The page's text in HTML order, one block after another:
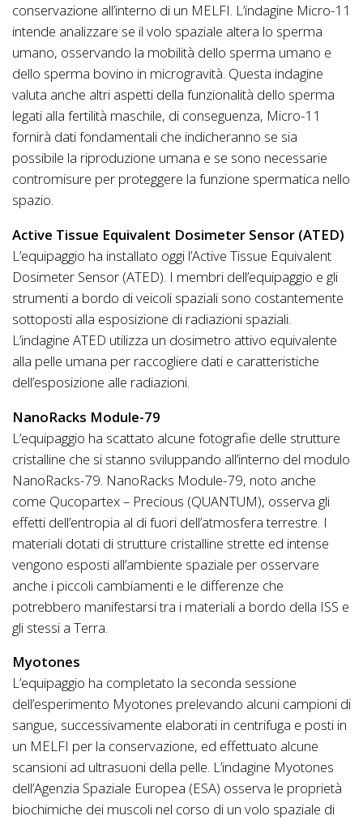
conservazione all’interno di un MELFI. L’indagine Micro-11
intende analizzare se il volo spaziale altera lo sperma
umano, osservando la mobilità dello sperma umano e
dello sperma bovino in microgravità. Questa indagine
valuta anche altri aspetti della funzionalità dello sperma
legati alla fertilità maschile, di conseguenza, Micro-11
fornirà dati fondamentali che indicheranno se sia
possibile la riproduzione umana e se sono necessarie
contromisure per proteggere la funzione spermatica nello
spazio.
Active Tissue Equivalent Dosimeter Sensor (ATED)
L’equipaggio ha installato oggi l’Active Tissue Equivalent
Dosimeter Sensor (ATED). I membri dell’equipaggio e gli
strumenti a bordo di veicoli spaziali sono costantemente
sottoposti alla esposizione di radiazioni spaziali.
L’indagine ATED utilizza un dosimetro attivo equivalente
alla pelle umana per raccogliere dati e caratteristiche
dell’esposizione alle radiazioni.
NanoRacks Module-79
L’equipaggio ha scattato alcune fotografie delle strutture
cristalline che si stanno sviluppando all’interno del modulo
NanoRacks-79. NanoRacks Module-79, noto anche
come Qucopartex – Precious (QUANTUM), osserva gli
effetti dell’entropia al di fuori dell’atmosfera terrestre. I
materiali dotati di strutture cristalline strette ed intense
vengono esposti all’ambiente spaziale per osservare
anche i piccoli cambiamenti e le differenze che
potrebbero manifestarsi tra i materiali a bordo della ISS e
gli stessi a Terra.
Myotones
L’equipaggio ha completato la seconda sessione
dell’esperimento Myotones prelevando alcuni campioni di
sangue, successivamente elaborati in centrifuga e posti in
un MELFI per la conservazione, ed effettuato alcune
scansioni ad ultrasuoni della pelle. L’indagine Myotones
dell’Agenzia Spaziale Europea (ESA) osserva le proprietà
biochimiche dei muscoli nel corso di un volo spaziale di